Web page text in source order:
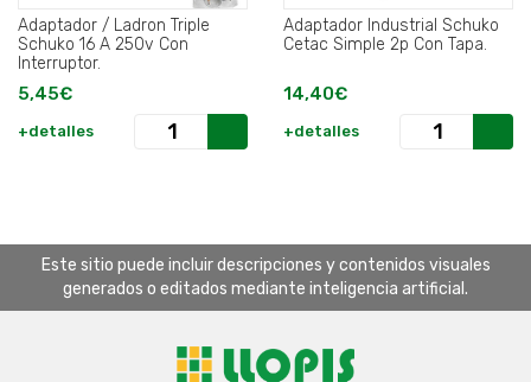
Adaptador / Ladron Triple
Schuko 16 A 250v Con
Interruptor.
5,45€
+detalles
Adaptador Industrial Schuko
Cetac Simple 2p Con Tapa.
14,40€
+detalles
Este sitio puede incluir descripciones y contenidos visuales
generados o editados mediante inteligencia artificial.